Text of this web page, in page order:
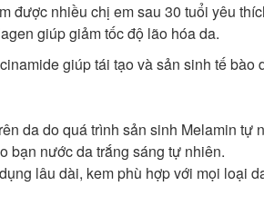
được nhiều chị em sau 30 tuổi yêu
giúp giảm tốc độ lão hóa da.
giúp tái tạo và sản sinh tế bào
da do quá trình sản sinh Melamin tự
bạn nước da trắng sáng tự nhiên.
lâu dài, kem phù hợp với mọi loại